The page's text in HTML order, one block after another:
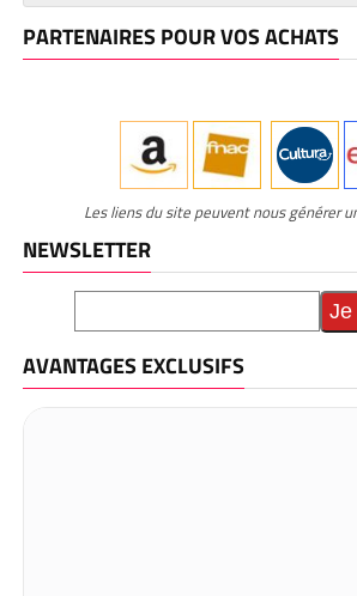
PARTENAIRES POUR VOS ACHATS
Les liens du site peuvent nous générer
NEWSLETTER
AVANTAGES EXCLUSIFS